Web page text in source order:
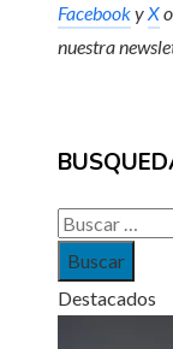
FacebookyX
nuestra
Buscar:
Destacados